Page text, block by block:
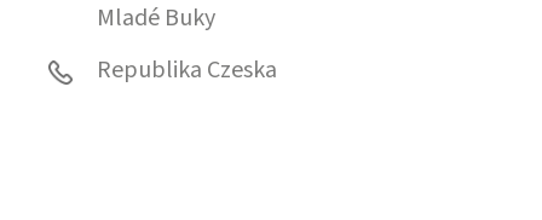
Mladé Buky
Republika Czeska